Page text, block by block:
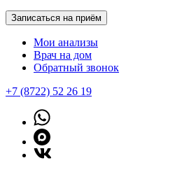
Записаться на приём
Мои анализы
Врач на дом
Обратный звонок
+7 (8722) 52 26 19